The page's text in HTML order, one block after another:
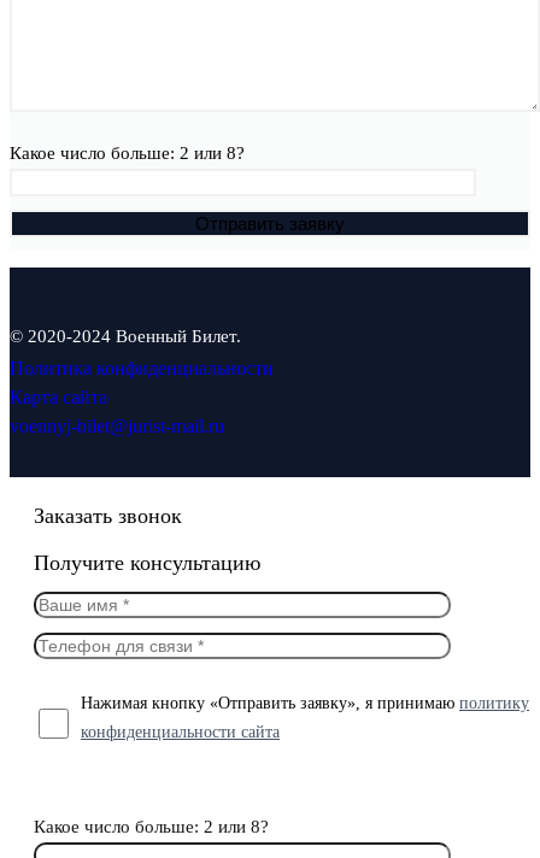
Какое число больше: 2 или 8?
© 2020-2024 Военный Билет.
Политика конфиденциальности
Карта сайта
voennyj-bilet@jurist-mail.ru
Заказать звонок
Получите консультацию
Нажимая кнопку «Отправить заявку», я принимаю политику
конфиденциальности сайта
Какое число больше: 2 или 8?